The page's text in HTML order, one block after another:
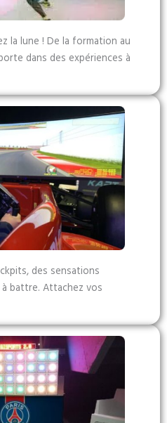
la lune ! De la formation au
dans des expériences à
des sensations
battre. Attachez vos